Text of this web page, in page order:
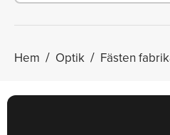
Hem Optik Fästen